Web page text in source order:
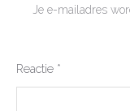
Je e-mailadres
Reactie *